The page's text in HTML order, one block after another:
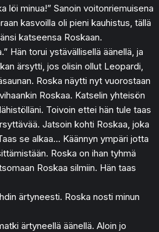
löi minua!” Sanoin voitonriemuisena
kasvoilla oli pieni kauhistus, tällä
katseensa Roskaan.
Hän torui ystävällisellä äänellä, ja
ärsytti, jos olisin ollut Leopardi,
Roska näytti nyt vuorostaan
Roskaa. Katselin yhteisön
Toivoin ettei hän tule taas
Jatsoin kohti Roskaa, joka
se alkaa… Käännyn ympäri jotta
Roska on ihan tyhmä
Roskaa silmiin. Hän taas
ärtyneesti. Roska nosti minun
ärtyneellä äänellä. Aloin jo